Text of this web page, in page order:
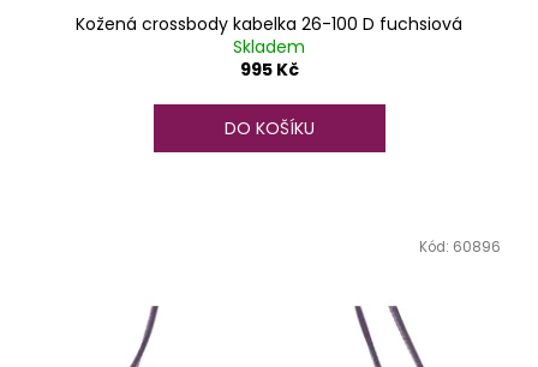
Kožená crossbody kabelka 26-100 D fuchsiová
Skladem
995 Kč
DO KOŠÍKU
Kód: 60896